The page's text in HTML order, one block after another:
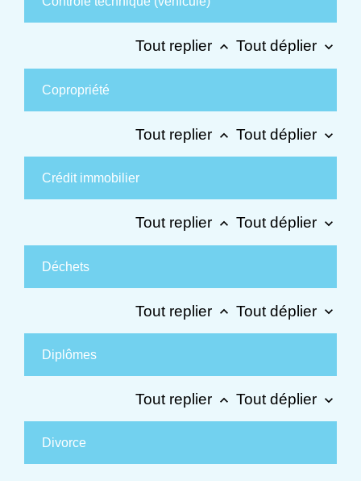
Tout replier keyboard_arrow_up Tout déplier keyboard_arrow_down
Copropriété
Tout replier keyboard_arrow_up Tout déplier keyboard_arrow_down
Crédit immobilier
Tout replier keyboard_arrow_up Tout déplier keyboard_arrow_down
Déchets
Tout replier keyboard_arrow_up Tout déplier keyboard_arrow_down
Diplômes
Tout replier keyboard_arrow_up Tout déplier keyboard_arrow_down
Divorce